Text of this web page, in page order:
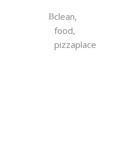
clean,
food,
pizzaplace